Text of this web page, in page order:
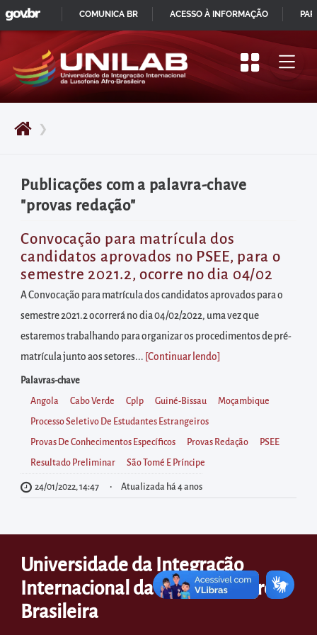
Pular
para
início
do
principal
Acessar
diretamente
o
menu
principal
Acessar
diretamente
à
área
para
realizar
buscas
internas
Acessar
diretamente
as
no
rodapé
❯
Publicações com a palavra-chave
"provas redação"
Convocação para matrícula dos
candidatos aprovados no PSEE, para o
semestre 2021.2, ocorre no dia 04/02
A Convocação para matrícula dos candidatos aprovados para o
semestre 2021.2 ocorrerá no dia 04/02/2022, uma vez que
estaremos trabalhando para organizar os procedimentos de pré-
matrícula junto aos setores... [Continuar lendo
Palavras-chave
Angola Cabo Verde Cplp Guiné-Bissau Moçambique
Processo Seletivo De Estudantes Estrangeiros
Provas De Conhecimentos Específicos Provas Redação PSEE
Resultado Preliminar São Tomé E Príncipe
24/01/2022, 14:47 Atualizada há 4 anos
Universidade da Integração
Internacional da Lusofonia Afro-
Brasileira
IR
PARA
CONTEÚDO
GOVBR
COMUNICA BR ACESSO À INFORMAÇÃO